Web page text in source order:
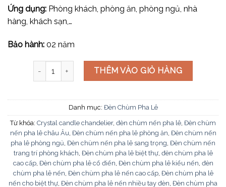
Ứng dụng: Phòng khách, phòng ăn, phòng ngủ, nhà
hàng, khách sạn,…
Bảo hành: 02 năm
Đèn chùm pha lê C-227/10+5 số lượng
THÊM VÀO GIỎ HÀNG
Danh mục: Đèn Chùm Pha Lê
Từ khóa: Crystal candle chandelier, đèn chùm nến pha lê, Đèn chùm
nến pha lê châu Âu, Đèn chùm nến pha lê phòng ăn, Đèn chùm nến
pha lê phòng ngủ, Đèn chùm nến pha lê sang trọng, Đèn chùm nến
trang trí phòng khách, Đèn chùm pha lê biệt thự, đèn chùm pha lê
cao cấp, Đèn chùm pha lê cổ điển, Đèn chùm pha lê kiểu nến, đèn
chùm pha lê nến, Đèn chùm pha lê nến cao cấp, Đèn chùm pha lê
nến cho biệt thự, Đèn chùm pha lê nến nhiều tay đèn, Đèn chùm pha